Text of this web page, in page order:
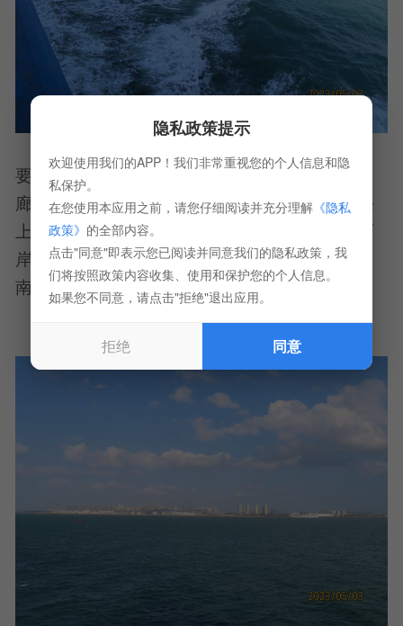
要通道，沟通北部湾和南海中、东部的海上走
廊，也是广州、湛江至海南、广西以及越南的海
上交通捷径，著名的粤海铁路火车轮渡实现了两
岸铁路连接。1950年解放军跨琼州海峡解放海
南，创造了以木船打败兵舰的海战奇迹。
隐私政策提示
欢迎使用我们的APP！我们非常重视您的个人信息和隐
私保护。
在您使用本应用之前，请您仔细阅读并充分理解《隐私
政策》 的全部内容。
点击"同意"即表示您已阅读并同意我们的隐私政策，我
们将按照政策内容收集、使用和保护您的个人信息。
如果您不同意，请点击"拒绝"退出应用。
拒绝 同意